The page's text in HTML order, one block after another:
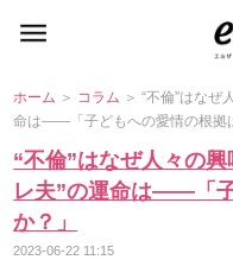
ホーム ＞ コラム ＞ “不倫”はなぜ
命は――「子どもへの愛情の根拠
“不倫”はなぜ人々の
レ夫”の運命は――「
か？」
2023-06-22 11:15